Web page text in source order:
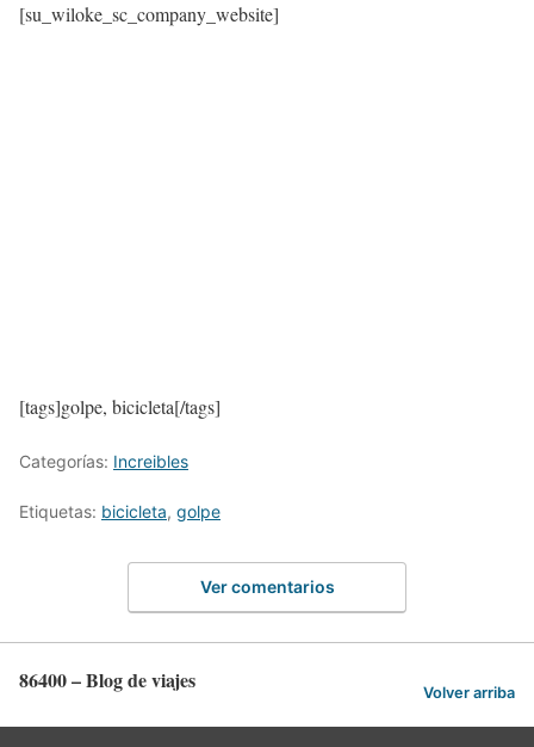
[su_wiloke_sc_company_website]
[tags]golpe, bicicleta[/tags]
Categorías: Increibles
Etiquetas: bicicleta, golpe
Ver comentarios
86400 – Blog de viajes Volver arriba